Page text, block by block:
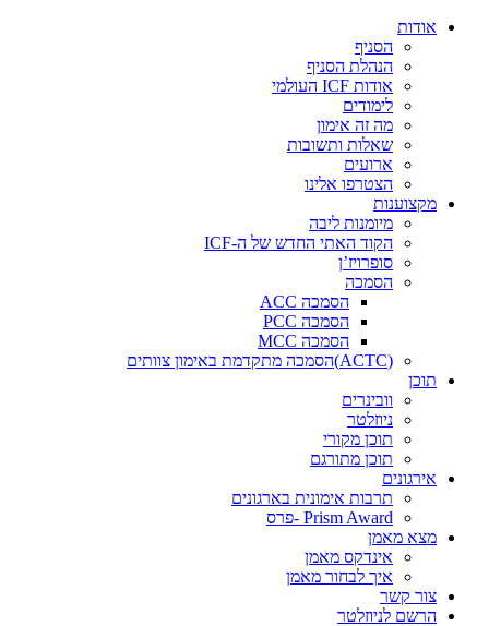
אודות
הסניף
הנהלת הסניף
אודות ICF העולמי
לימודים
מה זה אימון
שאלות ותשובות
ארועים
הצטרפו אלינו
מקצוענות
מיומנות ליבה
הקוד האתי החדש של ה-ICF
סופרויז’ן
הסמכה
הסמכה ACC
הסמכה PCC
הסמכה MCC
(ACTC)הסמכה מתקדמת באימון צוותים
תוכן
וובינרים
ניוזלטר
תוכן מקורי
תוכן מתורגם
אירגונים
תרבות אימונית בארגונים
Prism Award -פרס
מצא מאמן
אינדקס מאמן
איך לבחור מאמן
צור קשר
הרשם לניוזלטר